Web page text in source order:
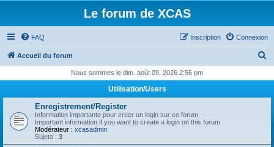
Le forum de XCAS
FAQ Connexion
Inscription
Accueil du forum
h
c
Nous sommes le dim. août 09, 2026 2:56 pm
Utilisation/Users
Enregistrement/Register
Information importante pour creer un login sur ce forum
Important information if you want to create a login on this forum
Modérateur : xcasadmin
Sujets : 3